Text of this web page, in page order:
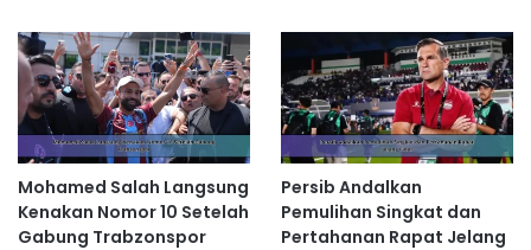
Mohamed Salah Langsung
Kenakan Nomor 10 Setelah
Gabung Trabzonspor
Persib Andalkan
Pemulihan Singkat dan
Pertahanan Rapat Jelang